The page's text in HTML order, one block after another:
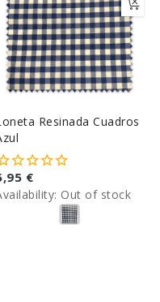
Resinada Cuadros
€
Out of stock